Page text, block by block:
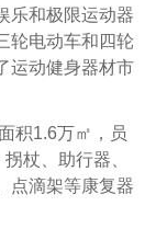
乐和极限运动器
轮电动车和四轮
运动健身器材市
积1.6万㎡，员
杖、助行器、
点滴架等康复器